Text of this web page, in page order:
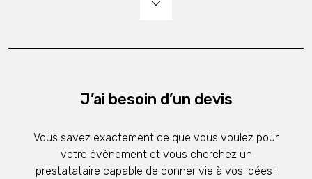
J’ai besoin d’un devis
Vous savez exactement ce que vous voulez pour
votre évènement et vous cherchez un
prestatataire capable de donner vie à vos idées !